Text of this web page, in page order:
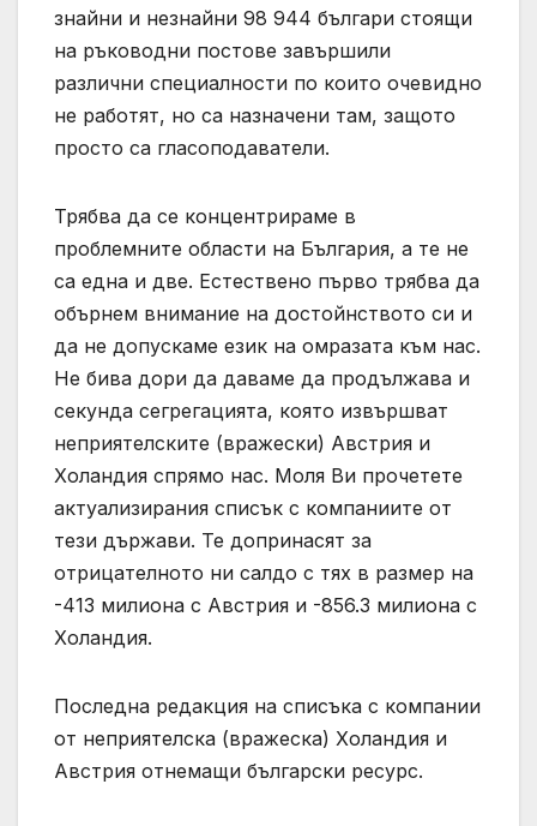
знайни и незнайни 98 944 българи стоящи
на ръководни постове завършили
различни специалности по които очевидно
не работят, но са назначени там, защото
просто са гласоподаватели.
Трябва да се концентрираме в
проблемните области на България, а те не
са една и две. Естествено първо трябва да
обърнем внимание на достойнството си и
да не допускаме език на омразата към нас.
Не бива дори да даваме да продължава и
секунда сегрегацията, която извършват
неприятелските (вражески) Австрия и
Холандия спрямо нас. Моля Ви прочетете
актуализирания списък с компаниите от
тези държави. Те допринасят за
отрицателното ни салдо с тях в размер на
-413 милиона с Австрия и -856.3 милиона с
Холандия.
Последна редакция на списъка с компании
от неприятелска (вражеска) Холандия и
Австрия отнемащи български ресурс.